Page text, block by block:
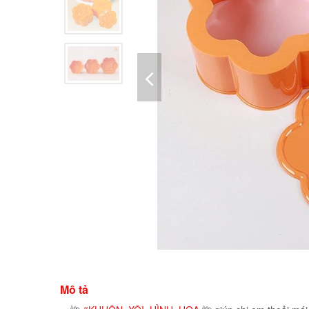
Mô tả